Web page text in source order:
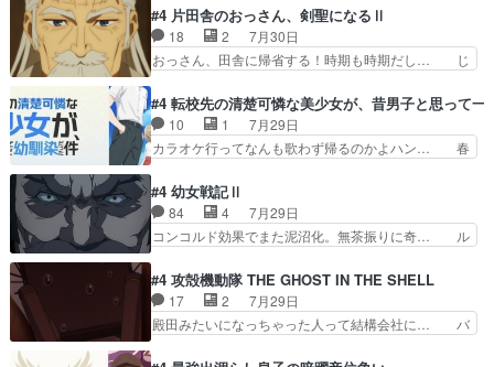
で夜の国の独裁支配を強化、… やはりヨコヤいい
ですね。昼の国が勝てる流… 役で出演いたしまし
た。次回も緊張が止まり…
なゲームも相手が強すぎるとやる気無く… テー
マ：テスト勉強と大会感想は、美緒がテ… すげー
ーーーーーーーー良い……。女性声優… 深夜の格
ゲー対戦よりテストの方がよっぽど… 真剣に授業
ストに向けて勉強会！美緒ちゃ… 受験勉強と戦闘
の2択なら戦闘を選ぶ娘w美… 勉強嫌いでバトル
を選ぶって、ひぐらしの沙…
#4 片田舎のおっさん、剣聖になるⅡ
18 2
7月30日
おっさん、田舎に帰省する！時期も時期だし… じ
れない爺さんには夢が詰まってると思う… クル
ニ、ヘンブリッツ、ミュイと一緒におっ… 帰省、
お供ヒロインはクルニ。順番的には確… 父親から
手紙が来た。サーベルボアの退治の… ここでヘン
家に帰ることに・ベリルはミュ… おっさんの親と
なるとお爺ちゃんだよね孫扱… ・ベリル、実家に
帰ることに・ベリルはミュ…
#4 転校先の清楚可憐な美少女が、昔男子と思って一
10 1
7月29日
カラオケ行ってなんも歌わず帰るのかよハン… 春
やらあの女優さんが春希のお母さんのよ… 春希ち
ゃん姫ちゃんに野菜の子も凄え可愛い… 隼人くん
のスマホを買いに行ってたけど完全… 第４話を
U-NEXTで視聴しました。視聴… スマホを買うた
見始めてたけどなんだかん… いきなりシリアス展
開ぶち込んでくるじゃん… 春希の家庭事情は複
雑。食事とか隼人が親身…
#4 幼女戦記Ⅱ
84 4
7月29日
コンコルド効果でまた泥沼化。無茶振りに奇… ル
グを更新しました!!宜しければ、是非… 計画通り
にはいかないね笑やり遂げた(ほぼ… 今回もター
ニャに不都合なことがあったりし… 白髪の男性が
語った家族を失った喪無感が、… 連邦に対して有
#4 攻殻機動隊 THE GHOST IN THE SHELL
17 2
7月29日
殿田みたいになっちゃった人って結構会社に… バ